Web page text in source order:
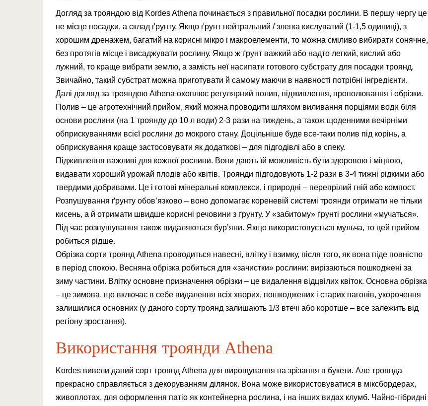
Догляд за трояндою від Kordes Athena починається з правильної посадки рослини. В першу чергу це
не місце посадки, а склад ґрунту. Якщо ґрунт нейтральний / злегка кислуватий (1-1,5 одиниці), з
хорошим дренажем, багатий на корисні мікро і макроелементи, то можна сміливо вибирати сонячне,
без протягів місце і висаджувати рослину. Якщо ж ґрунт важкий або надто легкий, кислий або
лужний, то краще вибрати землю, а замість неї насипати готового субстрату для посадки троянд.
Звичайно, такий субстрат можна приготувати й самому маючи в наявності потрібні інгредієнти.
Далі догляд за трояндою Athena охоплює регулярний полив, підживлення, прополювання і обрізки.
Полив – це агротехнічний прийом, який можна проводити шляхом виливання порціями води біля
основи рослини (на 1 троянду до 10 л води) 2-3 рази на тиждень, а також щоденними вечірніми
обприскуваннями всієї рослини до мокрого стану. Доцільніше буде все-таки полив під корінь, а
обприскування краще застосовувати як додаткові – для підгодівлі або в спеку.
Підживлення важливі для кожної рослини. Вони дають їй можливість бути здоровою і міцною,
видавати хороший урожай плодів або квітів. Троянди підгодовують 1-2 рази в 3-4 тижні рідкими або
твердими добривами. Це і готові мінеральні комплекси, і природні – перепрілий гній або компост.
Розпушування ґрунту обов’язково – воно допомагає кореневій системі троянди отримати не тільки
кисень, а й отримати швидше корисні речовини з ґрунту. У «забитому» ґрунті рослини «мучаться».
Під час розпушування також видаляються бур’яни. Якщо використовується мульча, то цей прийом
робиться рідше.
Обрізка сорти троянд Athena проводиться навесні, влітку і взимку, після того, як вона піде повністю
в період спокою. Весняна обрізка робиться для «зачистки» рослини: вирізаються пошкоджені за
зиму частини. Влітку основне призначення обрізки – це видалення відцвілих квіток. Основна обрізка
– це зимова, що включає в себе видалення всіх хворих, пошкоджених і старих пагонів, укорочення
залишилися основних (у даного сорту троянд залишають 1/3 втечі або коротше – все залежить від
регіону зростання).
Використання троянди Athena
Kordes вивели даний сорт троянд Athena для вирощування на зрізання в букети. Але троянда
прекрасно справляється з декоруванням ділянок. Вона може використовуватися в міксбордерах,
живоплотах, для оформлення патіо як контейнерна рослина, і на інших видах клумб. Чайно-гібридні